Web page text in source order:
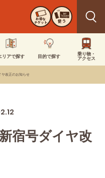
お得な
チケット 使う
リアで探す 目的で探す
乗り物・
アクセス
ヤ改正のお知らせ
宿号ダイヤ改